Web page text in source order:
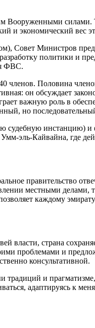
Вооруженными
и экономический вес
Совет Министров
политики и
ФВС.
Половина
он обсуждает
важную роль в
но
судебную инстанцию)
эль-Кайвайна, где
правительство
местными делами,
каждому
страна
проблемами и
консультативной.
и
адаптируясь к